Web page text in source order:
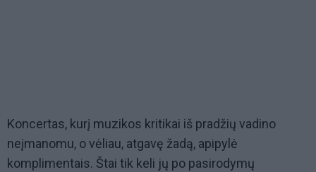
Koncertas, kurį muzikos kritikai iš pradžių vadino
neįmanomu, o vėliau, atgavę žadą, apipylė
komplimentais. Štai tik keli jų po pasirodymų